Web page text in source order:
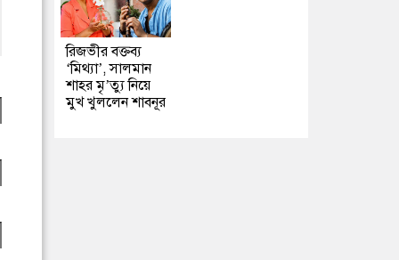
রিজভীর বক্তব্য
‘মিথ্যা’, সালমান
শাহর মৃ’ত্যু নিয়ে
মুখ খুললেন শাবনূর